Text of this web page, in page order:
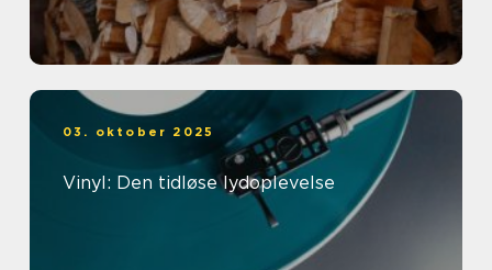
03. oktober 2025
Vinyl: Den tidløse lydoplevelse